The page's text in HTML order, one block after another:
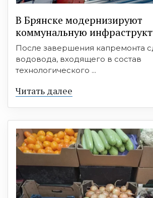
В Брянске модернизируют
коммунальную
После завершения капремонта
водовода, входящего в состав
технологического ...
Читать далее